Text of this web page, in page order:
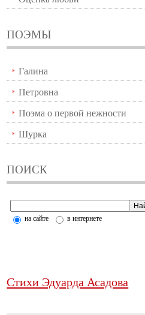
ПОЭМЫ
Галина
Петровна
Поэма о первой нежности
Шурка
ПОИСК
на сайте в интернете
Стихи Эдуарда Асадова